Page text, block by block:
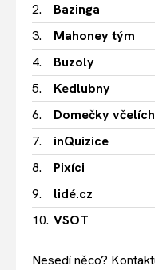
2.
Bazinga
3.
Mahoney tým
4.
Buzoly
5.
Kedlubny
6.
Domečky
7.
inQuizice
8.
Pixíci
9.
lidé.cz
10. VSOT
Nesedí něco?